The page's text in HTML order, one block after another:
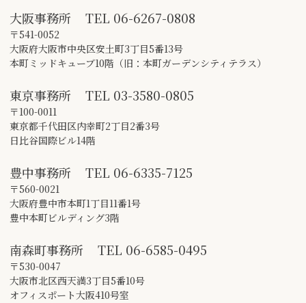
大阪事務所 TEL 06-6267-0808
〒541-0052
大阪府大阪市中央区安土町3丁目5番13号
本町ミッドキューブ10階（旧：本町ガーデンシティテラス）
東京事務所 TEL 03-3580-0805
〒100-0011
東京都千代田区内幸町2丁目2番3号
日比谷国際ビル14階
豊中事務所 TEL 06-6335-7125
〒560-0021
大阪府豊中市本町1丁目11番1号
豊中本町ビルディング3階
南森町事務所 TEL 06-6585-0495
〒530-0047
大阪市北区西天満3丁目5番10号
オフィスポート大阪410号室